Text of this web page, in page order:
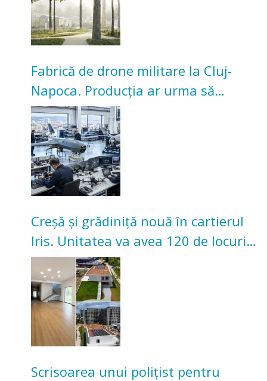
Fabrică de drone militare la Cluj-
Napoca. Producția ar urma să
înceapă în toamna acestui an
Creșă și grădiniță nouă în cartierul
Iris. Unitatea va avea 120 de locuri
pentru copii
Scrisoarea unui polițist pentru